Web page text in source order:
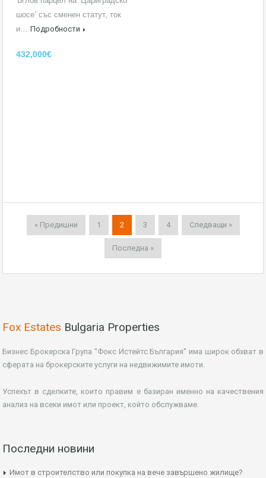
шосе’ със сменен статут, ток
и… Подробности
432,000€
« Предишни 1 2 3 4 Следващи »
Последна »
Fox Estates Bulgaria Properties
Бизнес Брокерска Група "Фокс Истейтс България" има широк обхват в
сферата на брокерските услуги на недвижимите имоти.
Успехът в сделките, които правим е базиран именно на качествения
анализ на всеки имот или проект, който обслужваме.
Последни новини
Имот в строителство или покупка на вече завършено жилище?